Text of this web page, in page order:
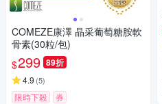
COMEZE康澤 晶采葡萄糖胺軟
骨素(30粒/包)
$299 89折
4.9 (5)
限時下殺 券